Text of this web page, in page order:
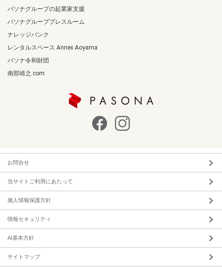
パソナグループの起業家支援
パソナグループプレスルーム
ナレッジバンク
レンタルスペース Annex Aoyama
パソナ令和財団
南部靖之.com
お問合せ
当サイトご利用にあたって
個人情報保護方針
情報セキュリティ
AI基本方針
サイトマップ